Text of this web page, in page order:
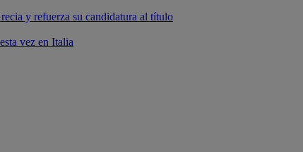
y refuerza su candidatura al título
vez en Italia